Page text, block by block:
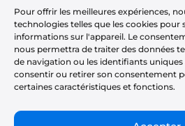
Pour offrir les meilleures expériences,
technologies telles que les cookies pour
informations sur l'appareil. Le
nous permettra de traiter des données
de navigation ou les identifiants uniques
consentir ou retirer son consentement
certaines caractéristiques et fonctions.
Téléphonie
Audio
Gaming
À propos
Plan du Site